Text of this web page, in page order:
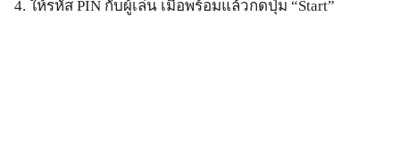
4. ให้รหัส PIN กับผู้เล่น เมื่อพร้อมแล้วกดปุ่ม “Start”